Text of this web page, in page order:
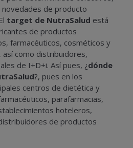
de producto
target de NutraSalud está
de productos
farmacéuticos, cosméticos y
así como distribuidores,
de I+D+i. Así pues, ¿dónde
?, pues en los
centros de dietética y
parafarmacias,
hoteleros,
de productos